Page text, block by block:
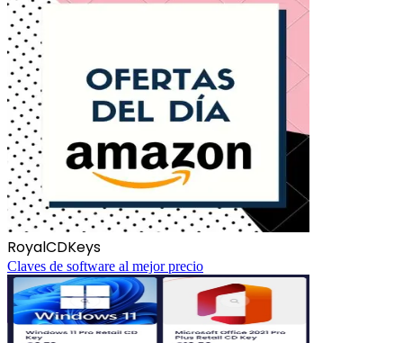
RoyalCDKeys
Claves de software al mejor precio